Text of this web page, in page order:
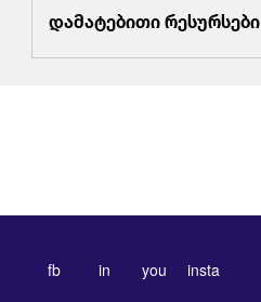
დამატებითი რესურსები
fb in you insta